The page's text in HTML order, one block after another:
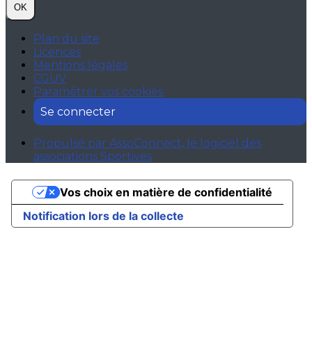
OK
Plan du site
Licences
Mentions légales
CGUV
Paramétrer vos cookies
Se connecter
Propulsé par AssoConnect, le logiciel des
associations Sportives
Notification lors de la collecte
Vos choix en matière de confidentialité